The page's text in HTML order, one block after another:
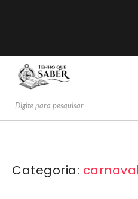
Categoria: carnaval